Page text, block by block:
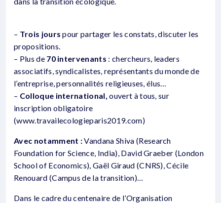
– Trois jourspour partager les constats, discuter les
propositions.
– Plus de 70 intervenants : chercheurs, leaders
associatifs, syndicalistes, représentants du monde de
l’entreprise, personnalités religieuses, élus…
– Colloque international, ouvert à tous, sur
inscription obligatoire
(www.travailecologieparis2019.com)
Avec notamment :Vandana Shiva (Research
Foundation for Science, India), David Graeber (London
School of Economics), Gaël Giraud (CNRS), Cécile
Renouard (Campus de la transition)…
Dans le cadre du centenaire de l’Organisation